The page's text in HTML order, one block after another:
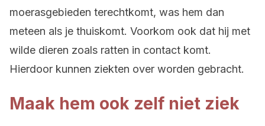
moerasgebieden terechtkomt, was hem dan
meteen als je thuiskomt. Voorkom ook dat hij met
wilde dieren zoals ratten in contact komt.
Hierdoor kunnen ziekten over worden gebracht.
Maak hem ook zelf niet ziek